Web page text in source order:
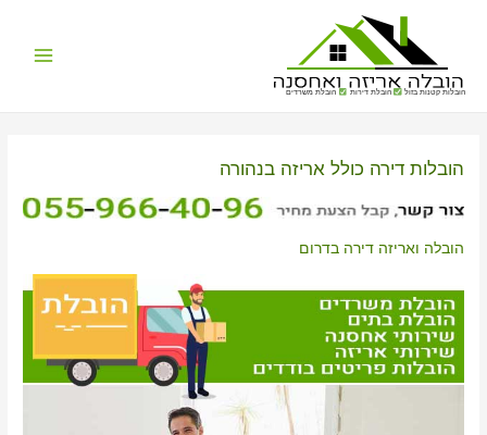
הובלות קטנות בזול הובלת דירות הובלת משרדים
הובלות דירה כולל אריזה בנהורה
הובלה ואריזה דירה בדרום